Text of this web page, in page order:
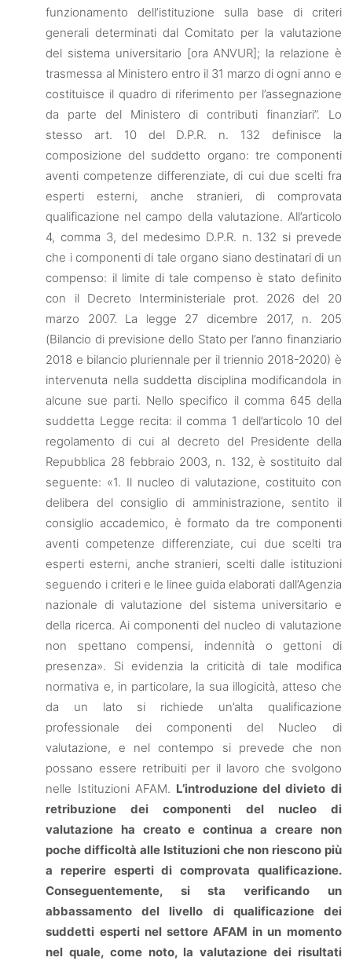
funzionamento dell’istituzione sulla base di criteri
generali determinati dal Comitato per la valutazione
del sistema universitario [ora ANVUR]; la relazione è
trasmessa al Ministero entro il 31 marzo di ogni anno e
costituisce il quadro di riferimento per l’assegnazione
da parte del Ministero di contributi finanziari”. Lo
stesso art. 10 del D.P.R. n. 132 definisce la
composizione del suddetto organo: tre componenti
aventi competenze differenziate, di cui due scelti fra
esperti esterni, anche stranieri, di comprovata
qualificazione nel campo della valutazione. All’articolo
4, comma 3, del medesimo D.P.R. n. 132 si prevede
che i componenti di tale organo siano destinatari di un
compenso: il limite di tale compenso è stato definito
con il Decreto Interministeriale prot. 2026 del 20
marzo 2007. La legge 27 dicembre 2017, n. 205
(Bilancio di previsione dello Stato per l’anno finanziario
2018 e bilancio pluriennale per il triennio 2018-2020) è
intervenuta nella suddetta disciplina modificandola in
alcune sue parti. Nello specifico il comma 645 della
suddetta Legge recita: il comma 1 dell’articolo 10 del
regolamento di cui al decreto del Presidente della
Repubblica 28 febbraio 2003, n. 132, è sostituito dal
seguente: «1. Il nucleo di valutazione, costituito con
delibera del consiglio di amministrazione, sentito il
consiglio accademico, è formato da tre componenti
aventi competenze differenziate, cui due scelti tra
esperti esterni, anche stranieri, scelti dalle istituzioni
seguendo i criteri e le linee guida elaborati dall’Agenzia
nazionale di valutazione del sistema universitario e
della ricerca. Ai componenti del nucleo di valutazione
non spettano compensi, indennità o gettoni di
presenza». Si evidenzia la criticità di tale modifica
normativa e, in particolare, la sua illogicità, atteso che
da un lato si richiede un’alta qualificazione
professionale dei componenti del Nucleo di
valutazione, e nel contempo si prevede che non
possano essere retribuiti per il lavoro che svolgono
nelle Istituzioni AFAM. L’introduzione del divieto di
retribuzione dei componenti del nucleo di
valutazione ha creato e continua a creare non
poche difficoltà alle Istituzioni che non riescono più
a reperire esperti di comprovata qualificazione.
Conseguentemente, si sta verificando un
abbassamento del livello di qualificazione dei
suddetti esperti nel settore AFAM in un momento
nel quale, come noto, la valutazione dei risultati